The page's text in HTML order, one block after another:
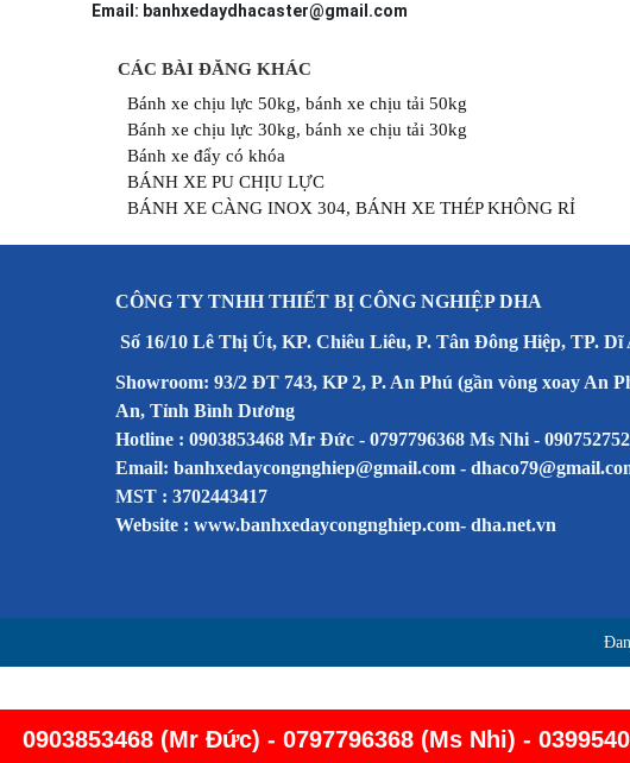
Email: banhxedaydhacaster@gmail.com
CÁC BÀI ĐĂNG KHÁC
Bánh xe chịu lực 50kg, bánh xe chịu tải 50kg
Bánh xe chịu lực 30kg, bánh xe chịu tải 30kg
Bánh xe đẩy có khóa
BÁNH XE PU CHỊU LỰC
BÁNH XE CÀNG INOX 304, BÁNH XE THÉP KHÔNG RỈ
CÔNG TY TNHH THIẾT BỊ CÔNG NGHIỆP DHA
Số 16/10 Lê Thị Út, KP. Chiêu Liêu, P. Tân Đông Hiệp, TP.
Showroom: 93/2 ĐT 743, KP 2, P. An Phú (gần vòng xoay An
An, Tỉnh Bình Dương
Hotline : 0903853468 Mr Đức - 0797796368 Ms Nhi -
Email: banhxedaycongnghiep@gmail.com -
MST : 3702443417
Website : www.banhxedaycongnghiep.com- dha.net.vn
0903853468 (Mr Đức) - 0797796368 (Ms Nhi) -